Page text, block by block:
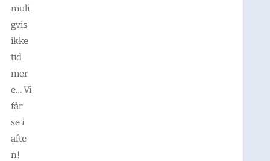
muli
gvis
ikke
tid
mer
e… Vi
får
se i
afte
n!